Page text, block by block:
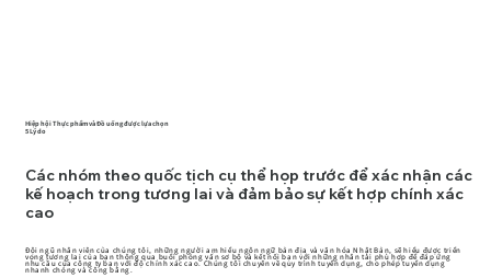
Hiệp hội Thực phẩm và Đồ uống được lựa chọn
5Lý do
Các nhóm theo quốc tịch cụ thể họp trước để xác nhận các
kế hoạch trong tương lai và đảm bảo sự kết hợp chính xác
cao
Đội ngũ nhân viên của chúng tôi, những người am hiểu ngôn ngữ bản địa và văn hóa Nhật Bản, sẽ hiểu được triển
vọng tương lai của bạn thông qua buổi phỏng vấn sơ bộ và kết nối bạn với những nhân tài phù hợp để đáp ứng
nhu cầu của công ty bạn với độ chính xác cao. Chúng tôi chuyên về quy trình tuyển dụng, cho phép tuyển dụng
nhanh chóng và công bằng.